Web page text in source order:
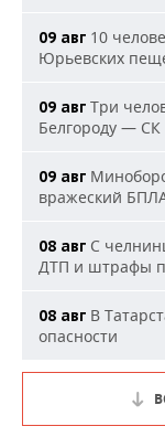
09 авг 10
Юрьевских
09 авг Три
Белгороду — СК
09 авг
вражеский
08 авг С
ДТП и штрафы
08 авг В
опасности